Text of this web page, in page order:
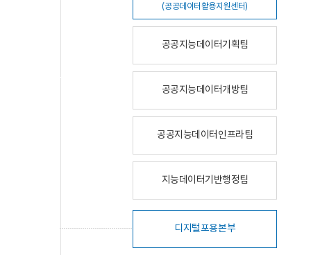
(공공데이터활용지원센터)
공공지능데이터기획팀
공공지능데이터개방팀
공공지능데이터인프라팀
지능데이터기반행정팀
디지털포용본부